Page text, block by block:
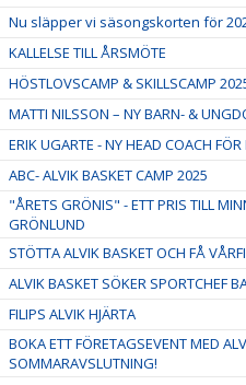
Nu släpper vi säsongskorten för
KALLELSE TILL ÅRSMÖTE
HÖSTLOVSCAMP & SKILLSCAMP
MATTI NILSSON – NY BARN- &
ERIK UGARTE - NY HEAD COACH FÖR
ABC- ALVIK BASKET CAMP 2025
"ÅRETS GRÖNIS" - ETT PRIS TILL
GRÖNLUND
STÖTTA ALVIK BASKET OCH FÅ
ALVIK BASKET SÖKER SPORTCHEF
FILIPS ALVIK HJÄRTA
BOKA ETT FÖRETAGSEVENT MED
SOMMARAVSLUTNING!